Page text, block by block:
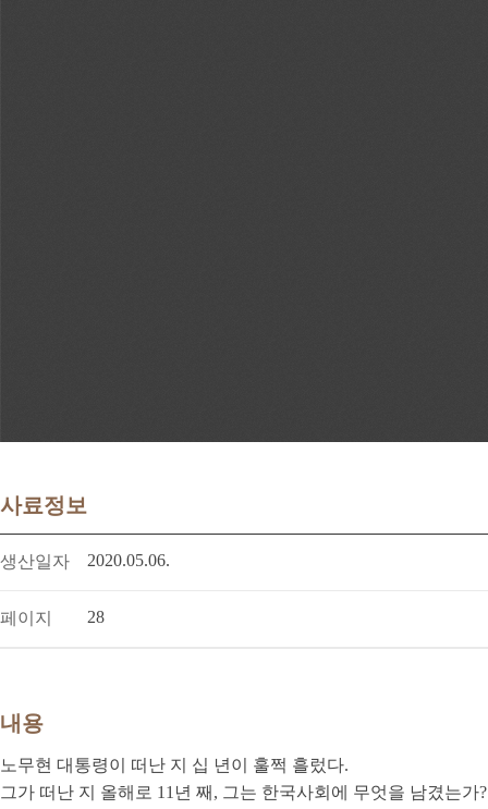
사료정보
생산일자 2020.05.06.
페이지 28
내용
노무현 대통령이 떠난 지 십 년이 훌쩍 흘렀다.
그가 떠난 지 올해로 11년 째, 그는 한국사회에 무엇을 남겼는가?